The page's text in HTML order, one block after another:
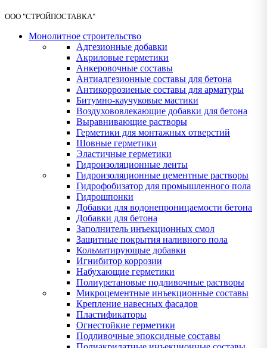
ООО "СТРОЙПОСТАВКА"
Монолитное строительство
Адгезионные добавки
Акриловые герметики
Анкеровочные составы
Антиадгезионные составы для бетона
Антикоррозиеные составы для арматуры
Битумно-каучуковые мастики
Воздухововлекающие добавки для бетона
Выравнивающие растворы
Герметики для монтажных отверстий
Шовные герметики
Эластичные герметики
Гидроизоляционные ленты
Гидроизоляционные цементные растворы
Гидрофобизатор для промышленного пола
Гидрошпонки
Добавки для водонепроницаемости бетона
Добавки для бетона
Заполнитель инъекционных смол
Защитные покрытия наливного пола
Кольматирующые добавки
Игнибитор коррозии
Набухающие герметики
Полиуретановые подливочные растворы
Микроцементные инъекционные составы
Крепление навесных фасадов
Пластификаторы
Огнестойкие герметики
Подливочные эпоксидные составы